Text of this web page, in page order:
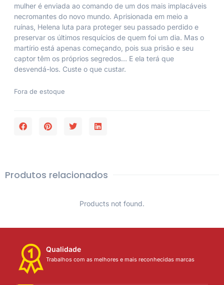
mulher é enviada ao comando de um dos mais implacáveis
necromantes do novo mundo. Aprisionada em meio a
ruínas, Helena luta para proteger seu passado perdido e
preservar os últimos resquícios de quem foi um dia. Mas o
martírio está apenas começando, pois sua prisão e seu
captor têm os próprios segredos… E ela terá que
desvendá-los. Custe o que custar.
Fora de estoque
Produtos relacionados
Products not found.
Qualidade
Trabalhos com as melhores e mais reconhecidas marcas